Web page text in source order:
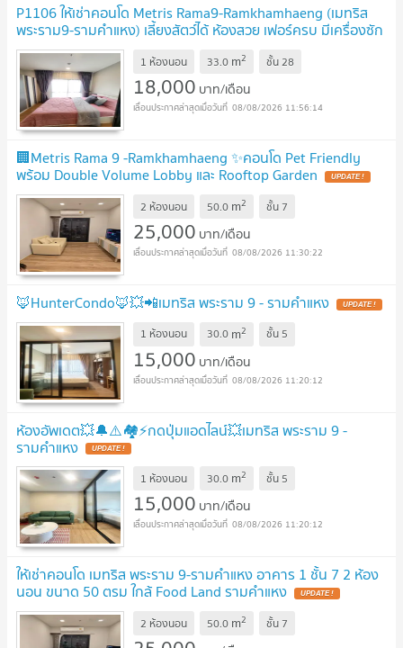
P1106 ให้เช่าคอนโด Metris Rama9-Ramkhamhaeng (เมทริส
พระราม9-รามคำแหง) เลี้ยงสัตว์ได้ ห้องสวย เฟอร์ครบ มีเครื่องซัก
ผ้า ราคาพิเศษสุดๆ
1 ห้องนอน 33.0 m2 ชั้น28
18,000 บาท/เดือน
08/08/2026 11:56:14
🏢Metris Rama 9 -Ramkhamhaeng ✨คอนโด Pet Friendly
พร้อม Double Volume Lobby และ Rooftop Garden UPDATE !
2 ห้องนอน 50.0 m2 ชั้น 7
25,000 บาท/เดือน
08/08/2026 11:30:22
🦊HunterCondo🦊💥📲เมทริส พระราม 9 - รามคำแหง UPDATE !
1 ห้องนอน 30.0 m2 ชั้น 5
15,000 บาท/เดือน
08/08/2026 11:20:12
ห้องอัพเดต💥🔔⚠️🏘️⚡️กดปุ่มแอดไลน์💥เมทริส พระราม 9 -
รามคำแหง UPDATE !
1 ห้องนอน 30.0 m2 ชั้น 5
15,000 บาท/เดือน
08/08/2026 11:20:12
ให้เช่าคอนโด เมทริส พระราม 9-รามคำแหง อาคาร 1 ชั้น 7 2 ห้อง
นอน ขนาด 50 ตรม ใกล้ Food Land รามคำแหง UPDATE !
2 ห้องนอน 50.0 m2 ชั้น 7